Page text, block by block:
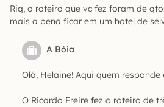
Riq, o roteiro que vc fez foram de
mais a pena ficar em um hotel de
A Bóia
Olá, Helaine! Aqui quem responde
O Ricardo Freire fez o roteiro de